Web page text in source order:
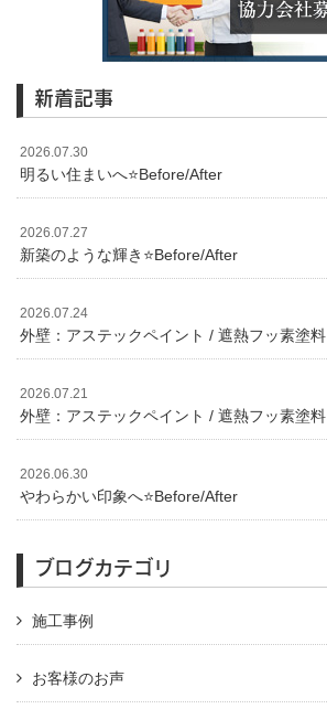
新着記事
2026.07.30
明るい住まいへ⭐️Before/After
2026.07.27
新築のような輝き⭐️Before/After
2026.07.24
外壁：アステックペイント / 遮熱フッ素塗料
2026.07.21
外壁：アステックペイント / 遮熱フッ素塗料
2026.06.30
やわらかい印象へ⭐️Before/After
ブログカテゴリ
施工事例
お客様のお声